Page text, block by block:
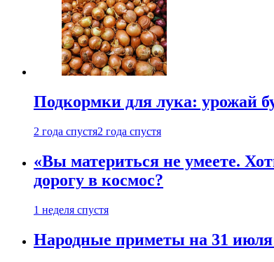
Подкормки для лука: урожай
2 года спустя2 года спустя
«Вы материться не умеете.
дорогу в космос?
1 неделя спустя
Народные приметы на 31 июля: